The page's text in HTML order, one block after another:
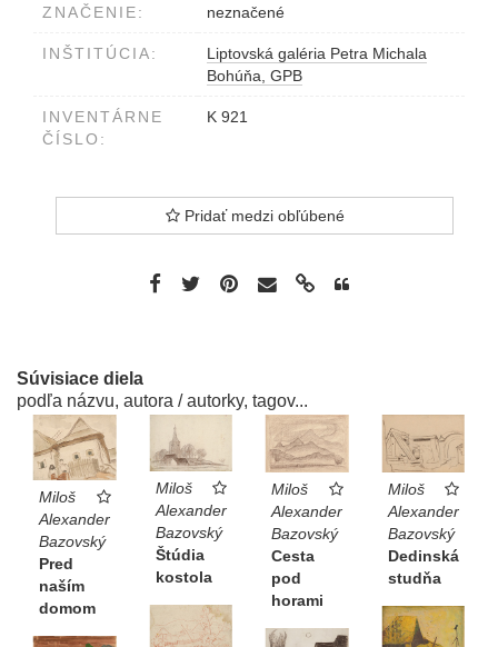
ZNAČENIE: neznačené
INŠTITÚCIA:
Liptovská galéria Petra Michala
Bohúňa, GPB
INVENTÁRNE
ČÍSLO:
K 921
Pridať medzi obľúbené
Súvisiace diela
podľa názvu, autora / autorky, tagov...
Miloš
Alexander
Bazovský
Pred
naším
domom
Miloš
Alexander
Bazovský
Štúdia
kostola
Miloš
Alexander
Bazovský
Cesta
pod
horami
Miloš
Alexander
Bazovský
Dedinská
studňa